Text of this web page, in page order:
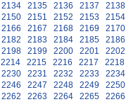
2134 2135 2136 2137 2138
2150 2151 2152 2153 2154
2166 2167 2168 2169 2170
2182 2183 2184 2185 2186
2198 2199 2200 2201 2202
2214 2215 2216 2217 2218
2230 2231 2232 2233 2234
2246 2247 2248 2249 2250
2262 2263 2264 2265 2266